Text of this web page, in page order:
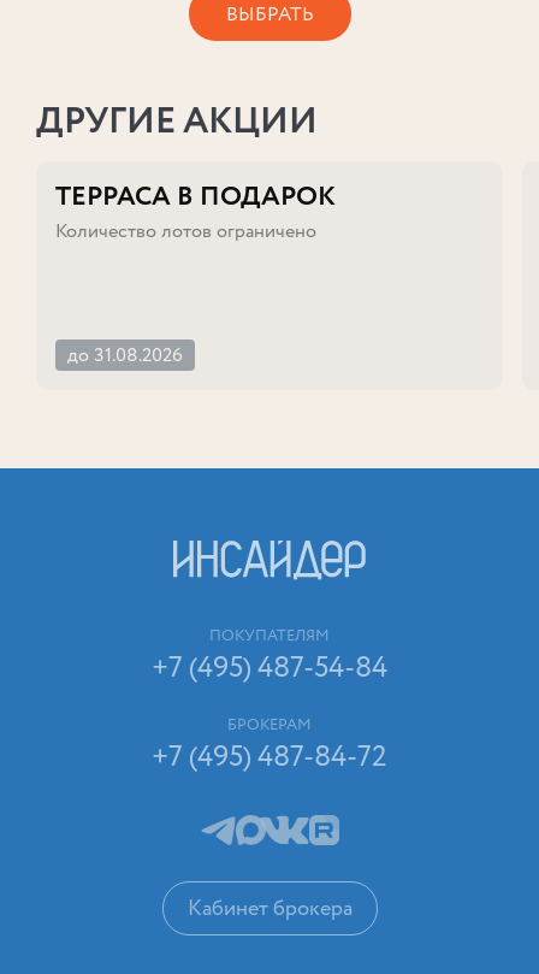
ВЫБРАТЬ
ДРУГИЕ АКЦИИ
ТЕРРАСА В ПОДАРОК
Количество лотов ограничено
до 31.08.2026
ПОКУПАТЕЛЯМ
+7 (495) 487-54-84
БРОКЕРАМ
+7 (495) 487-84-72
Кабинет брокера